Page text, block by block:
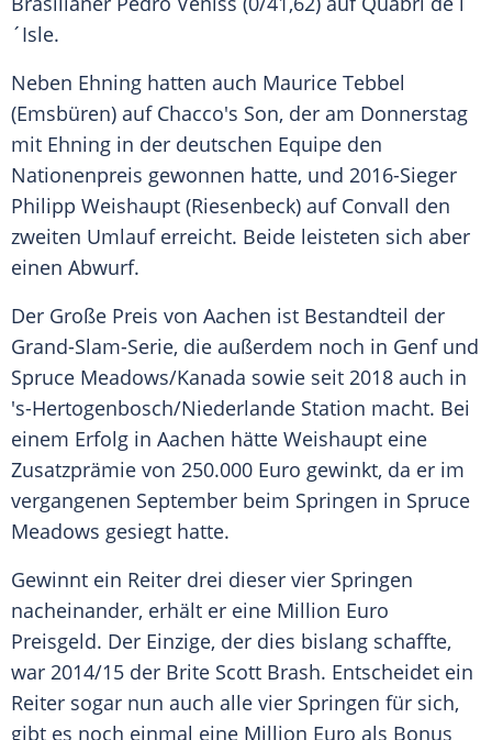
´Isle.
Neben Ehning hatten auch Maurice Tebbel
(Emsbüren) auf Chacco's Son, der am Donnerstag
mit Ehning in der deutschen Equipe den
Nationenpreis gewonnen hatte, und 2016-Sieger
Philipp Weishaupt (Riesenbeck) auf Convall den
zweiten Umlauf erreicht. Beide leisteten sich aber
einen Abwurf.
Der Große Preis von Aachen ist Bestandteil der
Grand-Slam-Serie, die außerdem noch in Genf und
Spruce Meadows/Kanada sowie seit 2018 auch in
's-Hertogenbosch/Niederlande Station macht. Bei
einem Erfolg in Aachen hätte Weishaupt eine
Zusatzprämie von 250.000 Euro gewinkt, da er im
vergangenen September beim Springen in Spruce
Meadows gesiegt hatte.
Gewinnt ein Reiter drei dieser vier Springen
nacheinander, erhält er eine Million Euro
Preisgeld. Der Einzige, der dies bislang schaffte,
war 2014/15 der Brite Scott Brash. Entscheidet ein
Reiter sogar nun auch alle vier Springen für sich,
gibt es noch einmal eine Million Euro als Bonus